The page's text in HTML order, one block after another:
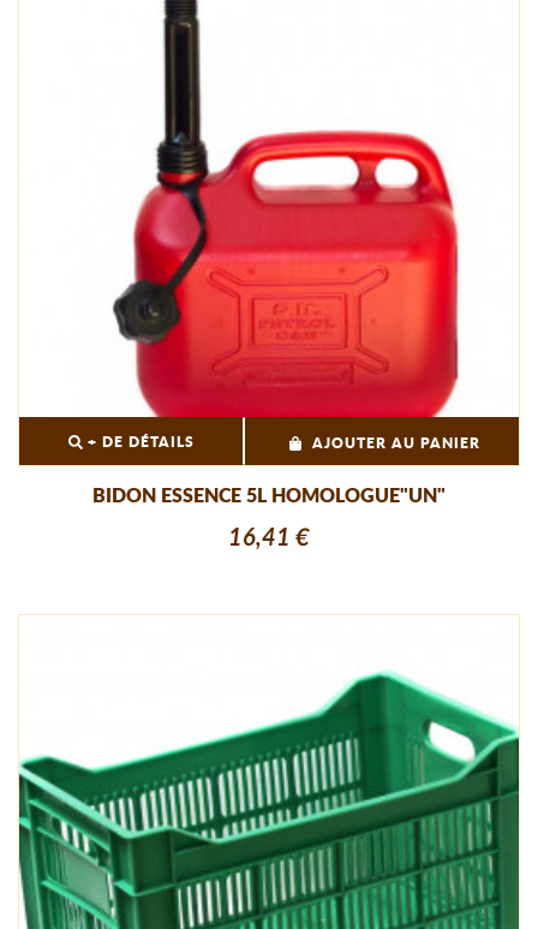
+ DE DÉTAILS AJOUTER AU PANIER
BIDON ESSENCE 5L HOMOLOGUE"UN"
16,41 €